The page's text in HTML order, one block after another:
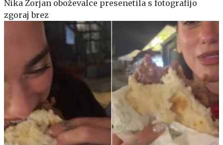
Nika Zorjan oboževalce presenetila s fotografijo
zgoraj brez